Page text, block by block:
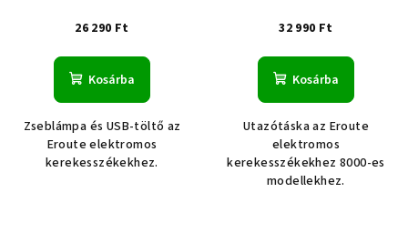
26 290 Ft
Kosárba
Zseblámpa és USB-töltő az
Eroute elektromos
kerekesszékekhez.
32 990 Ft
Kosárba
Utazótáska az Eroute
elektromos
kerekesszékekhez 8000-es
modellekhez.